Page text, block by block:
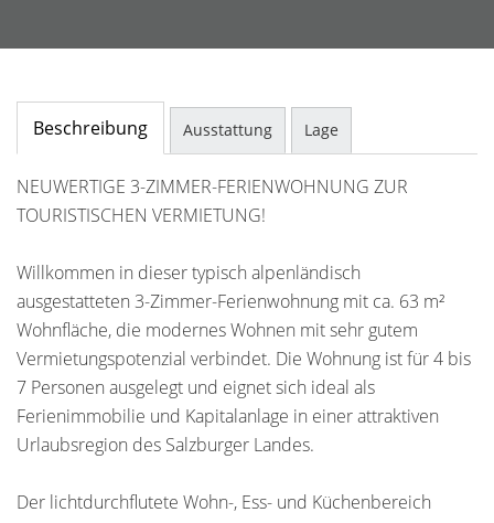
Beschreibung Ausstattung Lage
NEUWERTIGE 3-ZIMMER-FERIENWOHNUNG ZUR
TOURISTISCHEN VERMIETUNG!
Willkommen in dieser typisch alpenländisch
ausgestatteten 3-Zimmer-Ferienwohnung mit ca. 63 m²
Wohnfläche, die modernes Wohnen mit sehr gutem
Vermietungspotenzial verbindet. Die Wohnung ist für 4 bis
7 Personen ausgelegt und eignet sich ideal als
Ferienimmobilie und Kapitalanlage in einer attraktiven
Urlaubsregion des Salzburger Landes.
Der lichtdurchflutete Wohn-, Ess- und Küchenbereich